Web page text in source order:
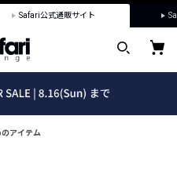
Safari公式通販サイト
アイテム